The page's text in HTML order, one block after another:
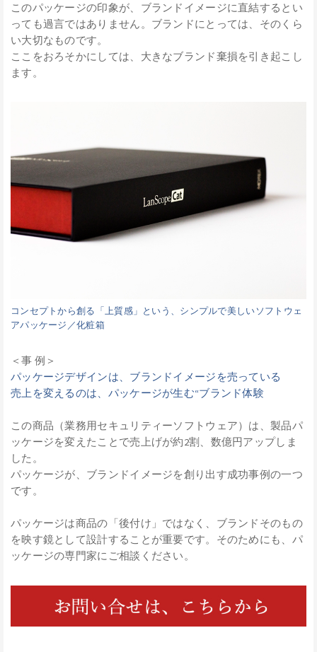
このパッケージの印象が、ブランドイメージに直結するとい
っても過言ではありません。ブランドにとっては、そのくら
い大切なものです。
ここをおろそかにしては、大きなブランド棄損を引き起こし
ます。
コンセプトから創る「上質感」という、シンプルで美しいソフトウェ
アパッケージ／化粧箱
＜事 例＞
パッケージデザインは、ブランドイメージを売っている
売上を変えるのは、パッケージが生む“ブランド体験
この商品（業務用セキュリティーソフトウェア）は、製品パ
ッケージを変えたことで売上げが約2割、数億円アップしま
した。
パッケージが、ブランドイメージを創り出す成功事例の一つ
です。
パッケージは商品の「後付け」ではなく、ブランドそのもの
を映す鏡として設計することが重要です。そのためにも、パ
ッケージの専門家にご相談ください。